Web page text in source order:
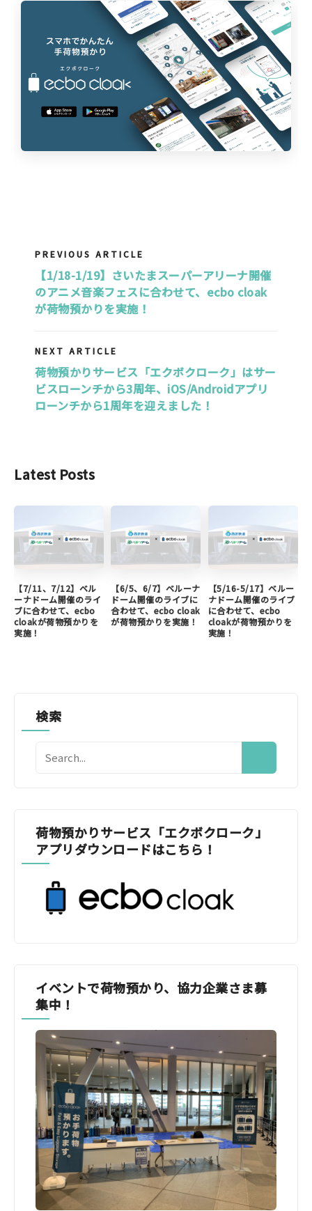
PREVIOUS ARTICLE
【1/18-1/19】さいたまスーパーアリーナ開催
のアニメ音楽フェスに合わせて、ecbo cloak
が荷物預かりを実施！
NEXT ARTICLE
荷物預かりサービス「エクボクローク」はサー
ビスローンチから3周年、iOS/Androidアプリ
ローンチから1周年を迎えました！
Latest Posts
【7/11、7/12】ベル
ーナドーム開催のライ
ブに合わせて、ecbo
cloakが荷物預かりを
実施！
【6/5、6/7】ベルーナ
ドーム開催のライブに
合わせて、ecbo cloak
が荷物預かりを実施！
【5/16-5/17】ベルー
ナドーム開催のライブ
に合わせて、ecbo
cloakが荷物預かりを
実施！
検索
荷物預かりサービス「エクボクローク」
アプリダウンロードはこちら！
イベントで荷物預かり、協力企業さま募
集中！